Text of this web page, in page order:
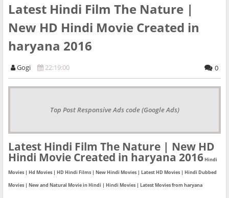
Latest Hindi Film The Nature |
New HD Hindi Movie Created in
haryana 2016
Gogi 22:19:00 0
Top Post Responsive Ads code (Google Ads)
Latest Hindi Film The Nature | New HD
Hindi Movie Created in haryana 2016Hindi
Movies | Hd Movies | HD Hindi Films | New Hindi Movies | Latest HD Movies | Hindi Dubbed
Movies | New and Natural Movie in Hindi | Hindi Movies | Latest Movies from haryana